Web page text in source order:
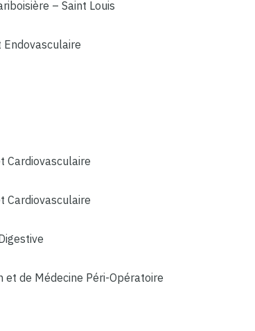
– Saint Louis
Endovasculaire
Cardiovasculaire
Cardiovasculaire
et de Médecine Péri-Opératoire